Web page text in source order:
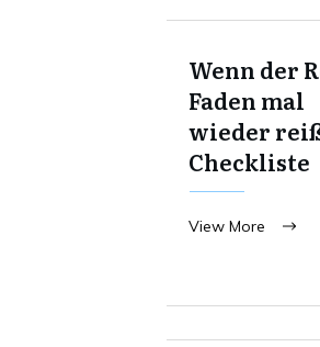
Wenn der
Faden mal
wieder
Checkliste
View More